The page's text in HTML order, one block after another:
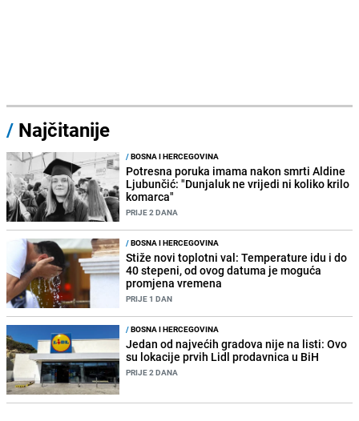
/ Najčitanije
/BOSNA I HERCEGOVINA
Potresna poruka imama nakon smrti Aldine
Ljubunčić: "Dunjaluk ne vrijedi ni koliko krilo
komarca"
PRIJE 2 DANA
/BOSNA I HERCEGOVINA
Stiže novi toplotni val: Temperature idu i do
40 stepeni, od ovog datuma je moguća
promjena vremena
PRIJE 1 DAN
/BOSNA I HERCEGOVINA
Jedan od najvećih gradova nije na listi: Ovo
su lokacije prvih Lidl prodavnica u BiH
PRIJE 2 DANA